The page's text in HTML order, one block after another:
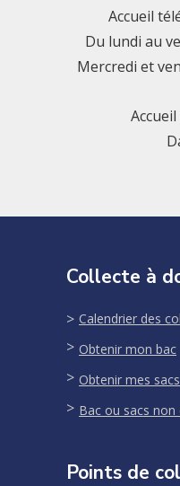
Accueil
Du lundi au
Mercredi et
Collecte à
Calendrier des
Obtenir mon bac
Obtenir mes
Bac ou sacs non
Points de